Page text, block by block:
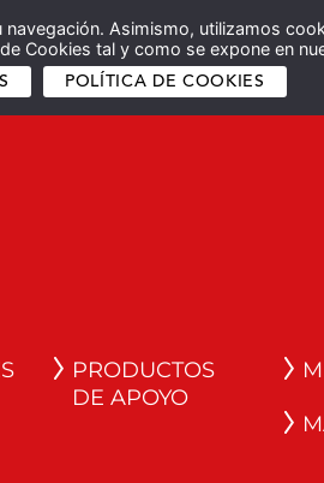
Asimismo, utilizamos
Cookies tal y como se expone en
POLÍTICA DE COOKIES
PRODUCTOS
DE APOYO